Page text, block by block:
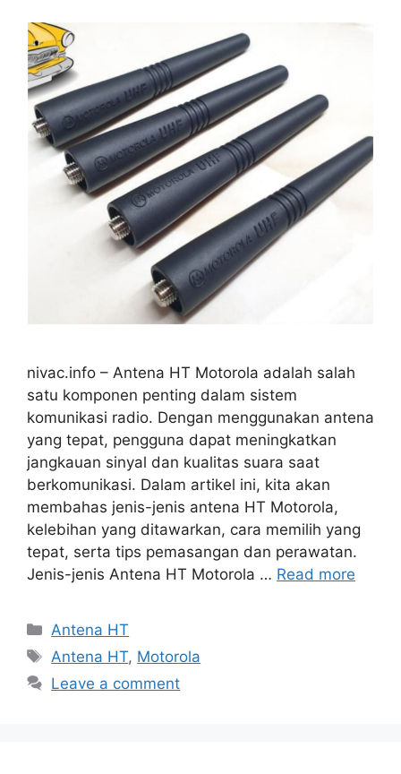
nivac.info – Antena HT Motorola adalah salah
satu komponen penting dalam sistem
komunikasi radio. Dengan menggunakan antena
yang tepat, pengguna dapat meningkatkan
jangkauan sinyal dan kualitas suara saat
berkomunikasi. Dalam artikel ini, kita akan
membahas jenis-jenis antena HT Motorola,
kelebihan yang ditawarkan, cara memilih yang
tepat, serta tips pemasangan dan perawatan.
Jenis-jenis Antena HT Motorola … Read more
Categories
Antena HT
Tags
Antena HT, Motorola
Leave a comment